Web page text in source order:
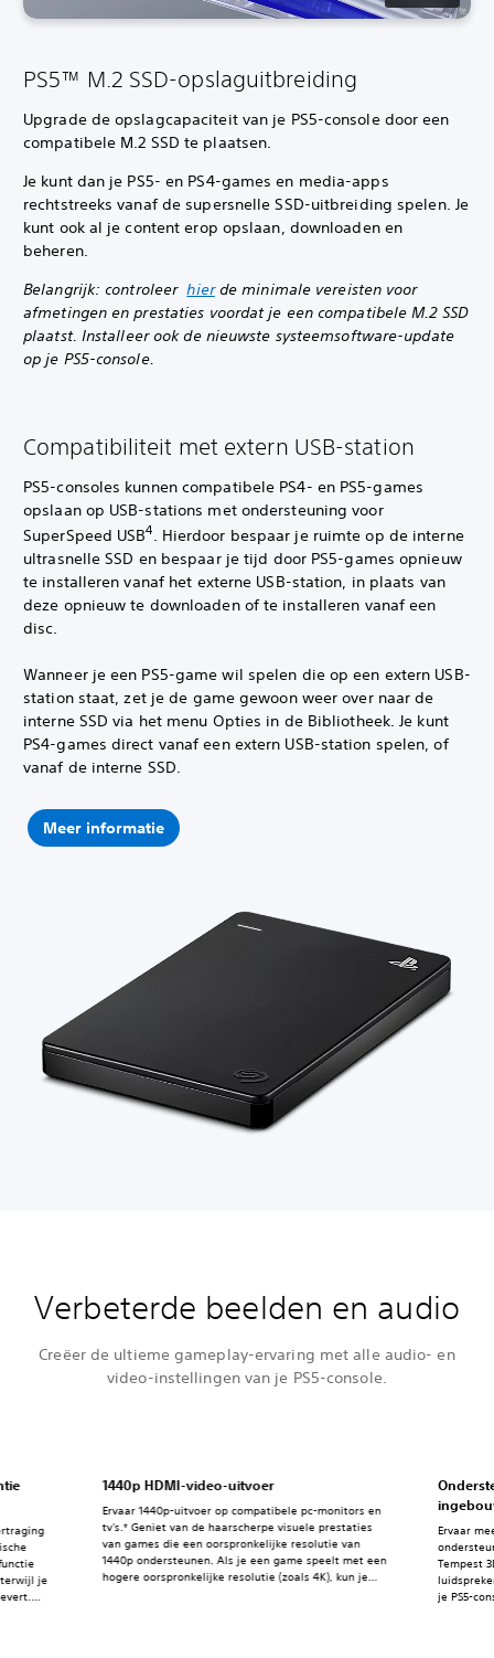
PS5™ M.2 SSD-opslaguitbreiding
Upgrade de opslagcapaciteit van je PS5-console door een
compatibele M.2 SSD te plaatsen.
Je kunt dan je PS5- en PS4-games en media-apps
rechtstreeks vanaf de supersnelle SSD-uitbreiding spelen. Je
kunt ook al je content erop opslaan, downloaden en
beheren.
Belangrijk: controleerhierde minimale vereisten voor
afmetingen en prestaties voordat je een compatibele M.2 SSD
plaatst. Installeer ook de nieuwste systeemsoftware-update
op je PS5-console.‎
Compatibiliteit met extern USB-station
PS5-consoles kunnen compatibele PS4- en PS5-games
opslaan op USB-stations met ondersteuning voor
SuperSpeed USB4‎. Hierdoor bespaar je ruimte op de interne
ultrasnelle SSD en bespaar je tijd door PS5-games opnieuw
te installeren vanaf het externe USB-station, in plaats van
deze opnieuw te downloaden of te installeren vanaf een
disc.
Wanneer je een PS5-game wil spelen die op een extern USB-
station staat, zet je de game gewoon weer over naar de
interne SSD via het menu Opties in de Bibliotheek. Je kunt
PS4-games direct vanaf een extern USB-station spelen, of
vanaf de interne SSD.
Meer informatie
Verbeterde beelden en audio
Creëer de ultieme gameplay-ervaring met alle audio- en
video-instellingen van je PS5-console.
‎1440p HDMI-video-uitvoer
Ervaar 1440p-uitvoer op compatibele pc-monitors en
tv's.* Geniet van de haarscherpe visuele prestaties
van games die een oorspronkelijke resolutie van
1440p ondersteunen. Als je een game speelt met een
hogere oorspronkelijke resolutie (zoals 4K), kun je
Ervaar
Tempest
je PS5-
terwijl je